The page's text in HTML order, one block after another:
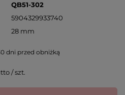
QB51-302
5904329933740
28 mm
dni przed obniżką
/szt.